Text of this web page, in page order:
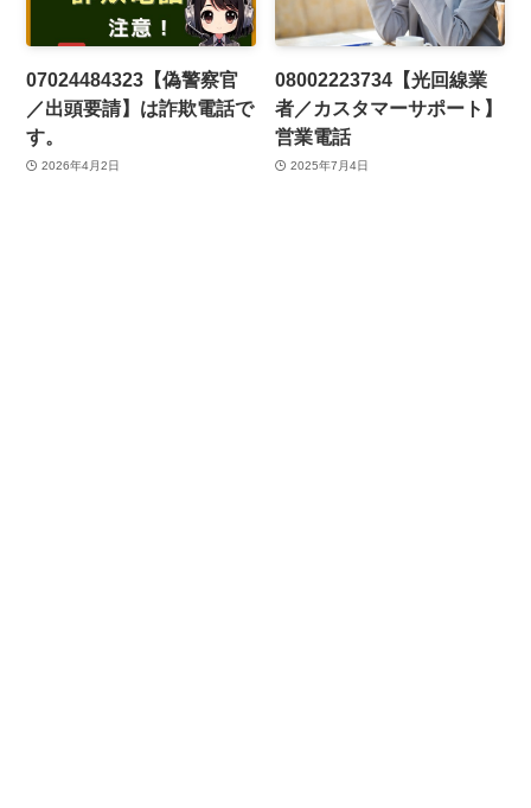
07024484323【偽警察官
／出頭要請】は詐欺電話で
す。
2026年4月2日
08002223734【光回線業
者／カスタマーサポート】
営業電話
2025年7月4日